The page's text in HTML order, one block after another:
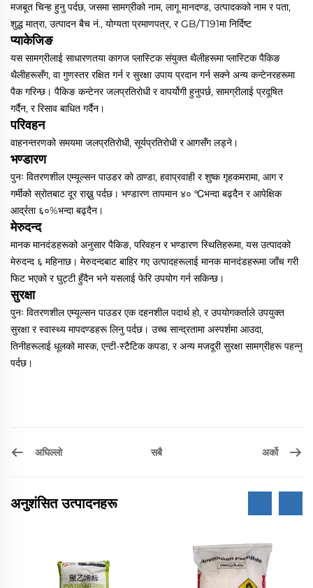
मजबूत चिन्ह हुनु पर्दछ, जसमा सामग्रीको नाम, लागू मानदण्ड, उत्पादकको नाम र पता,
शुद्ध मात्रा, उत्पादन बैच नं., योग्यता प्रमाणपत्र, र GB/T191मा निर्दिष्ट
प्याकेजिङ
यस सामग्रीलाई साधारणतया कागज प्लास्टिक संयुक्त थैलीहरूमा प्लास्टिक पैकिङ
थैलीहरूसँग, वा गुणस्तर रक्षित गर्न र सुरक्षा उपाय प्रदान गर्न सक्ने अन्य कन्टेनरहरूमा
पैक गरिन्छ। पैकिङ कन्टेनर जलप्रतिरोधी र वापर्योगी हुनुपर्छ, सामग्रीलाई प्रदूषित
गर्दैन, र रिसाव बाधित गर्दैन।
परिवहन
वाहनन्तरणको समयमा जलप्रतिरोधी, सूर्यप्रतिरोधी र आगसँग लड्ने।
भण्डारण
पुनः वितरणशील एम्यूल्सन पाउडर को ठाण्डा, हवाप्रवाही र शुष्क गृहकमरामा, आग र
गर्मीको स्रोतबाट दूर राख्नु पर्दछ। भण्डारण तापमान ४० ℃भन्दा बढ्दैन र आपेक्षिक
आर्द्रता ६०%भन्दा बढ्दैन।
मेरुदन्द
मानक मानदंडहरूको अनुसार पैकिङ, परिवहन र भण्डारण स्थितिहरूमा, यस उत्पादको
मेरुदन्द ६ महिनाछ। मेरुदन्दबाट बाहिर गए उत्पादहरूलाई मानक मानदंडहरूमा जाँच गरी
फिट भएको र घुट्टी हुँदैन भने यसलाई फेरि उपयोग गर्न सकिन्छ।
सुरक्षा
पुनः वितरणशील एम्यूल्सन पाउडर एक दहनशील पदार्थ हो, र उपयोगकर्ताले उपयुक्त
सुरक्षा र स्वास्थ्य मापदण्डहरू लिनु पर्दछ। उच्च सान्द्रतामा अस्पर्शमा आउदा,
तिनीहरूलाई धूलको मास्क, एन्टी-स्टैटिक कपडा, र अन्य मजदूरी सुरक्षा सामग्रीहरू पहन्नु
पर्दछ।
अघिल्लो सबै अर्को
अनुशंसित उत्पादनहरू